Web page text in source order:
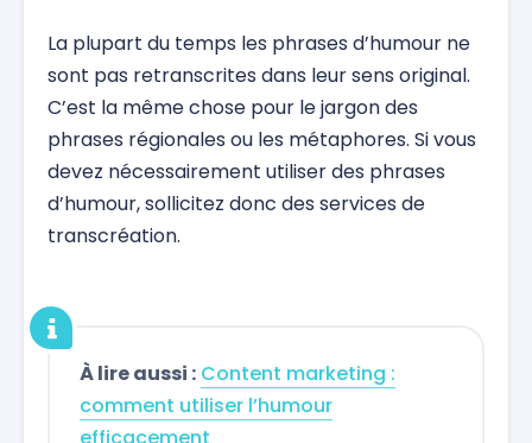
La plupart du temps les phrases d’humour ne
sont pas retranscrites dans leur sens original.
C’est la même chose pour le jargon des
phrases régionales ou les métaphores. Si vous
devez nécessairement utiliser des phrases
d’humour, sollicitez donc des services de
transcréation.
À lire aussi : Content marketing :
comment utiliser l’humour